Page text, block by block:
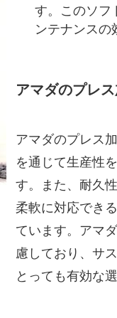
す。このソフ
ンテナンスの
アマダのプレ
アマダのプレス
を通じて生産性
す。また、耐久
柔軟に対応でき
ています。アマ
慮しており、サ
とっても有効な